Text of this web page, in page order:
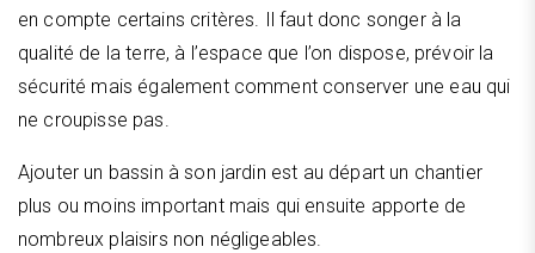
en compte certains critères. Il faut donc songer à la
qualité de la terre, à l’espace que l’on dispose, prévoir la
sécurité mais également comment conserver une eau qui
ne croupisse pas.
Ajouter un bassin à son jardin est au départ un chantier
plus ou moins important mais qui ensuite apporte de
nombreux plaisirs non négligeables.